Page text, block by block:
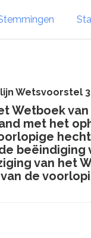
Wetsvoorstel
Wetboek
met het
van het
de